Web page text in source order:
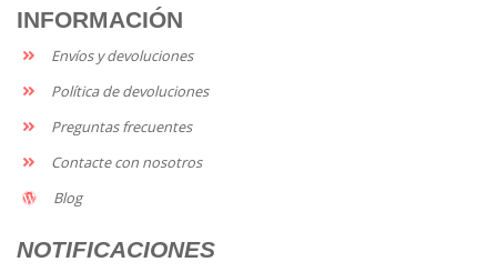
INFORMACIÓN
Envíos y devoluciones
Política de devoluciones
Preguntas frecuentes
Contacte con nosotros
Blog
NOTIFICACIONES